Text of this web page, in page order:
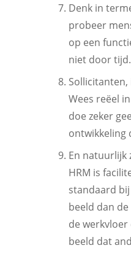
Denk in
probeer
op een
niet door tijd.
Wees reëel
doe zeker
ontwikkeling
En natuurlijk
HRM is
standaard
beeld dan
de
beeld dat